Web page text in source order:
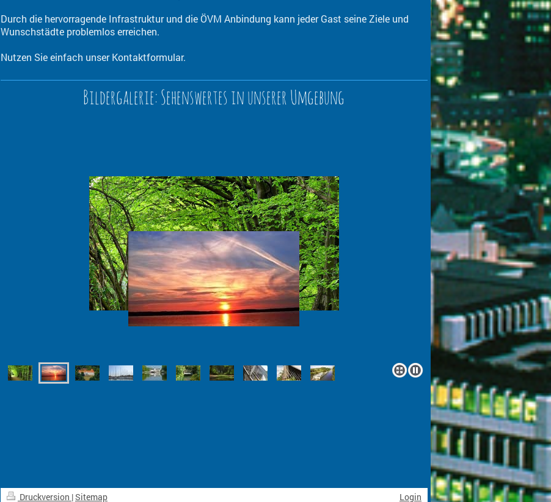
Durch die hervorragende Infrastruktur und die ÖVM Anbindung kann jeder Gast seine Ziele und
Wunschstädte problemlos erreichen.
Nutzen Sie einfach unser Kontaktformular.
Bildergalerie: Sehenswertes in unserer Umgebung
Druckversion |Sitemap Login